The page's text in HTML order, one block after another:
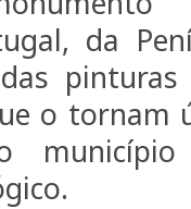
da
o tornam